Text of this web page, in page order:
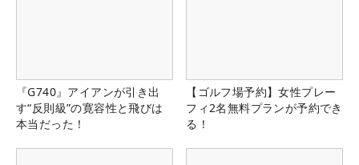
『G740』アイアンが引き出
す“反則級”の寛容性と飛びは
本当だった！
【ゴルフ場予約】女性プレー
フィ2名無料プランが予約でき
る！